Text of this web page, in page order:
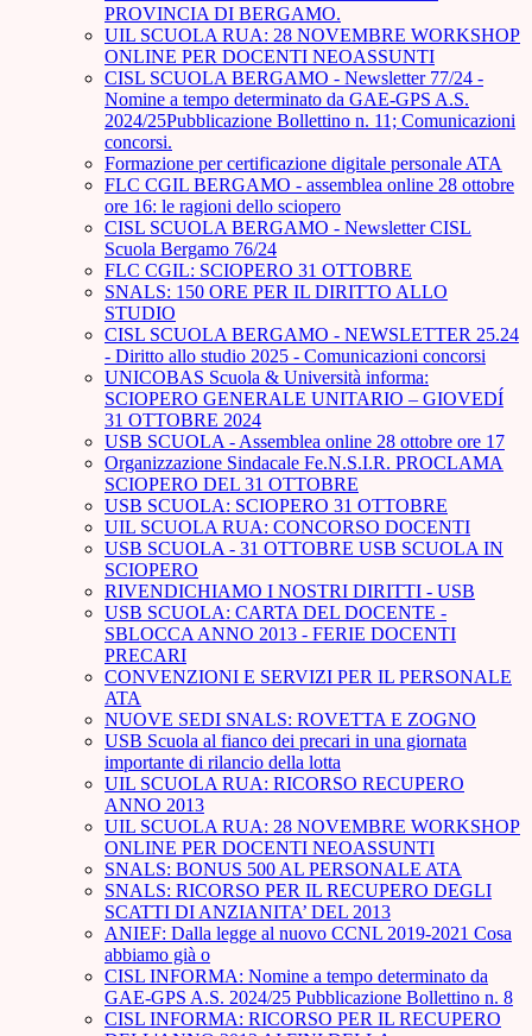
PROVINCIA DI BERGAMO.
UIL SCUOLA RUA: 28 NOVEMBRE WORKSHOP
ONLINE PER DOCENTI NEOASSUNTI
CISL SCUOLA BERGAMO - Newsletter 77/24 -
Nomine a tempo determinato da GAE-GPS A.S.
2024/25Pubblicazione Bollettino n. 11; Comunicazioni
concorsi.
Formazione per certificazione digitale personale ATA
FLC CGIL BERGAMO - assemblea online 28 ottobre
ore 16: le ragioni dello sciopero
CISL SCUOLA BERGAMO - Newsletter CISL
Scuola Bergamo 76/24
FLC CGIL: SCIOPERO 31 OTTOBRE
SNALS: 150 ORE PER IL DIRITTO ALLO
STUDIO
CISL SCUOLA BERGAMO - NEWSLETTER 25.24
- Diritto allo studio 2025 - Comunicazioni concorsi
UNICOBAS Scuola & Università informa:
SCIOPERO GENERALE UNITARIO – GIOVEDÍ
31 OTTOBRE 2024
USB SCUOLA - Assemblea online 28 ottobre ore 17
Organizzazione Sindacale Fe.N.S.I.R. PROCLAMA
SCIOPERO DEL 31 OTTOBRE
USB SCUOLA: SCIOPERO 31 OTTOBRE
UIL SCUOLA RUA: CONCORSO DOCENTI
USB SCUOLA - 31 OTTOBRE USB SCUOLA IN
SCIOPERO
RIVENDICHIAMO I NOSTRI DIRITTI - USB
USB SCUOLA: CARTA DEL DOCENTE -
SBLOCCA ANNO 2013 - FERIE DOCENTI
PRECARI
CONVENZIONI E SERVIZI PER IL PERSONALE
ATA
NUOVE SEDI SNALS: ROVETTA E ZOGNO
USB Scuola al fianco dei precari in una giornata
importante di rilancio della lotta
UIL SCUOLA RUA: RICORSO RECUPERO
ANNO 2013
UIL SCUOLA RUA: 28 NOVEMBRE WORKSHOP
ONLINE PER DOCENTI NEOASSUNTI
SNALS: BONUS 500 AL PERSONALE ATA
SNALS: RICORSO PER IL RECUPERO DEGLI
SCATTI DI ANZIANITA’ DEL 2013
ANIEF: Dalla legge al nuovo CCNL 2019-2021 Cosa
abbiamo già o
CISL INFORMA: Nomine a tempo determinato da
GAE-GPS A.S. 2024/25 Pubblicazione Bollettino n. 8
CISL INFORMA: RICORSO PER IL RECUPERO